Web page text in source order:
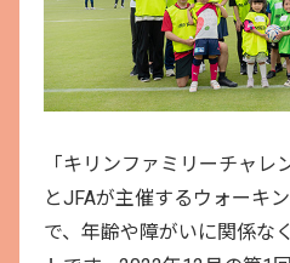
「キリンファミリーチャ
とJFAが主催するウォーキ
で、年齢や障がいに関係な